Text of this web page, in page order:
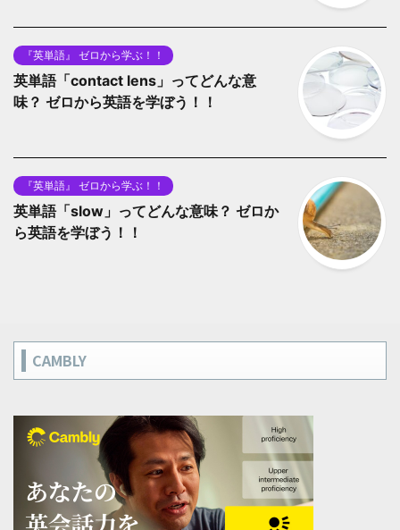
『英単語』 ゼロから学ぶ！！
英単語「contact lens」ってどんな意
味？ ゼロから英語を学ぼう！！
『英単語』 ゼロから学ぶ！！
英単語「slow」ってどんな意味？ ゼロか
ら英語を学ぼう！！
CAMBLY